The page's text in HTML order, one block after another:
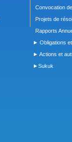
Convocation
Projets de
Rapports
► Obligations
► Actions et
►Sukuk